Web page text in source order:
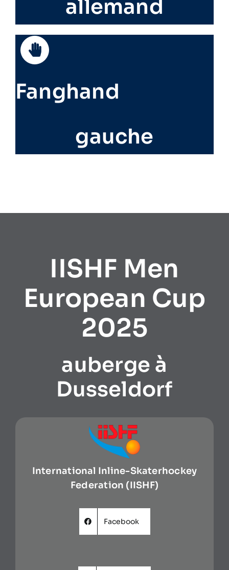
allemand
Fanghand
gauche
IISHF Men
European Cup
2025
auberge à
Dusseldorf
International Inline-Skaterhockey
Federation (IISHF)
Facebook